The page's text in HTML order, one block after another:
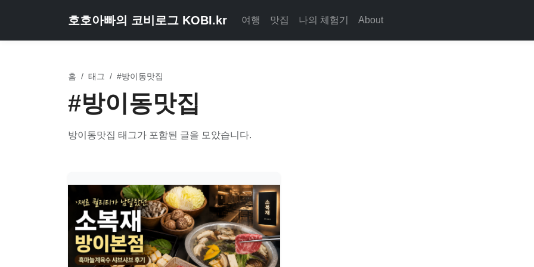
호호아빠의 코비로그 KOBI.kr 여행 맛집 나의 체험기 About
홈 / 태그 / #방이동맛집
#방이동맛집
방이동맛집 태그가 포함된 글을 모았습니다.